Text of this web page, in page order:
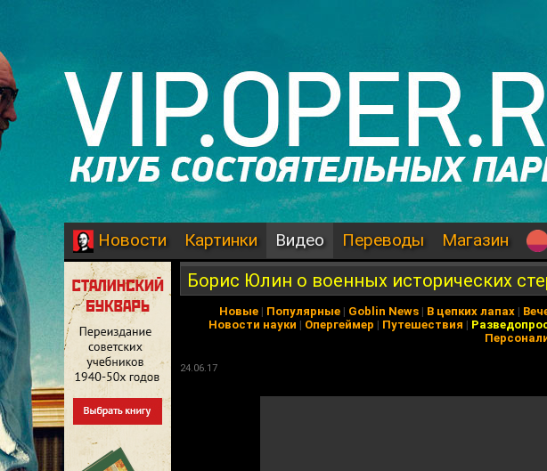
Новости Картинки Видео Переводы Магазин
Борис Юлин о военных исторических
Новые | Популярные | Goblin News | В цепких лапах |
Новости науки | Опергеймер | Путешествия |
24.06.17